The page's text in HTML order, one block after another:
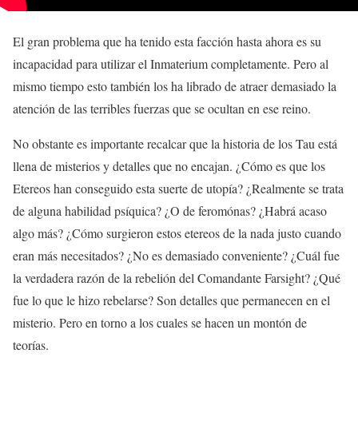
El gran problema que ha tenido esta facción hasta ahora es su
incapacidad para utilizar el Inmaterium completamente. Pero al
mismo tiempo esto también los ha librado de atraer demasiado la
atención de las terribles fuerzas que se ocultan en ese reino.
No obstante es importante recalcar que la historia de los Tau está
llena de misterios y detalles que no encajan. ¿Cómo es que los
Etereos han conseguido esta suerte de utopía? ¿Realmente se trata
de alguna habilidad psíquica? ¿O de feromónas? ¿Habrá acaso
algo más? ¿Cómo surgieron estos etereos de la nada justo cuando
eran más necesitados? ¿No es demasiado conveniente? ¿Cuál fue
la verdadera razón de la rebelión del Comandante Farsight? ¿Qué
fue lo que le hizo rebelarse? Son detalles que permanecen en el
misterio. Pero en torno a los cuales se hacen un montón de
teorías.